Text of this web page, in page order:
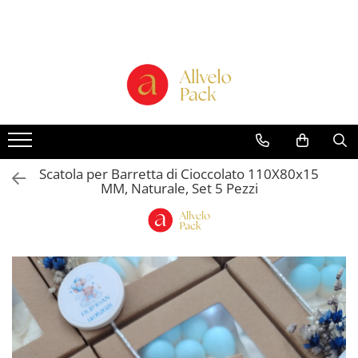
Scatole per Panettone e Torte
Scatole per Panettone e Torte con
Finestra
Scatole per Panettone e Torte
senza Finestra
Buste in Cartone per Regalo
incluso "Smart-Box"
Scatole Alte con Finestra per
Pasticcini
Scatole Alte senza Finestra per Mini
Pasticcini
Scatola per Barretta di Cioccolato 110X80x15
MM, Naturale, Set 5 Pezzi